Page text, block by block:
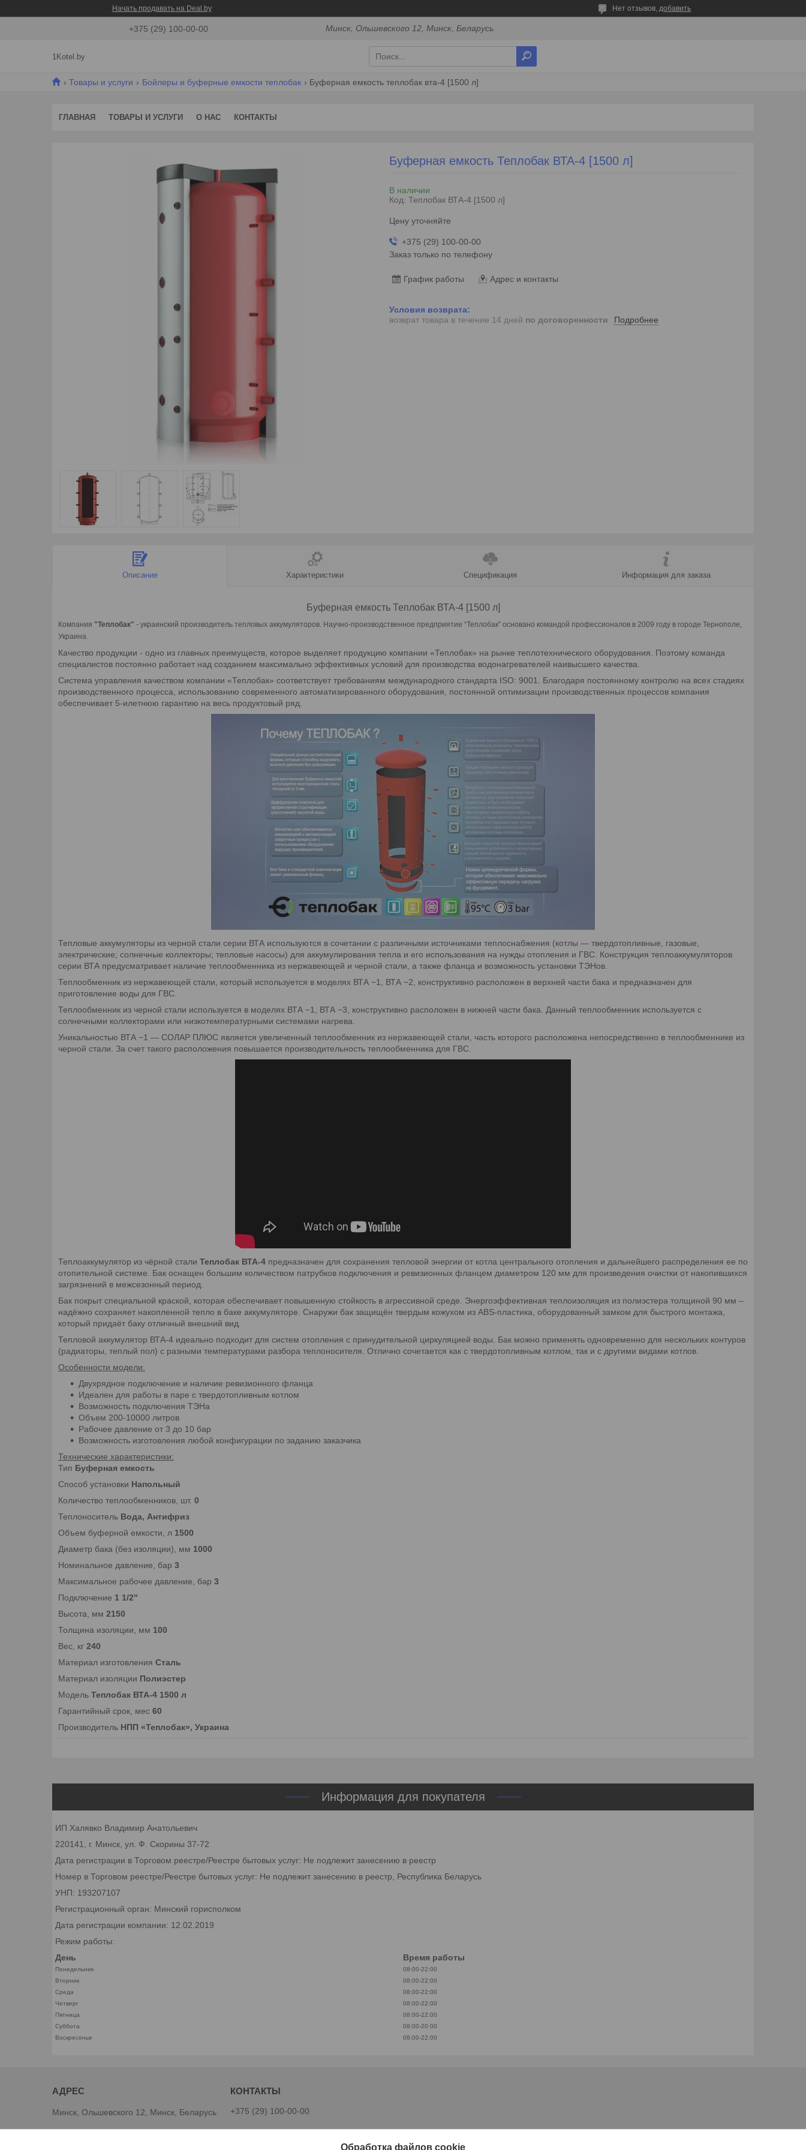
Начать продавать на Deal.by Нет отзывов, добавить
+375 (29) 100-00-00 Минск, Ольшевского 12, Минск, Беларусь
1Kotel.by
Товары и услуги Бойлеры и буферные емкости теплобак Буферная емкость теплобак вта-4 [1500 л]
ГЛАВНАЯ ТОВАРЫ И УСЛУГИ О НАС КОНТАКТЫ
Буферная емкость Теплобак ВТА-4 [1500 л]
В наличии
Код: Теплобак ВТА-4 [1500 л]
Цену уточняйте
+375 (29) 100-00-00
Заказ только по телефону
График работы Адрес и контакты
возврат товара в течение 14 дней по договоренности Подробнее
Описание Характеристики Спецификация Информация для заказа
Буферная емкость Теплобак ВТА-4 [1500 л]
Компания "Теплобак" - украинский производитель тепловых аккумуляторов. Научно-производственное предприятие “Теплобак” основано командой профессионалов в 2009 году в городе Тернополе,
Украина.
Качество продукции - одно из главных преимуществ, которое выделяет продукцию компании «Теплобак» на рынке теплотехнического оборудования. Поэтому команда
специалистов постоянно работает над созданием максимально эффективных условий для производства водонагревателей наивысшего качества.
Система управления качеством компании «Теплобак» соответствует требованиям международного стандарта ISO: 9001. Благодаря постоянному контролю на всех стадиях
производственного процесса, использованию современного автоматизированного оборудования, постоянной оптимизации производственных процессов компания
обеспечивает 5-илетнюю гарантию на весь продуктовый ряд.
Тепловые аккумуляторы из черной стали серии ВТА используются в сочетании с различными источниками теплоснабжения (котлы — твердотопливные, газовые,
электрические; солнечные коллекторы; тепловые насосы) для аккумулирования тепла и его использования на нужды отопления и ГВС. Конструкция теплоаккумуляторов
серии ВТА предусматривает наличие теплообменника из нержавеющей и черной стали, а также фланца и возможность установки ТЭНов.
Теплообменник из нержавеющей стали, который используется в моделях ВТА −1, ВТА −2, конструктивно расположен в верхней части бака и предназначен для
приготовление воды для ГВС.
Теплообменник из черной стали используется в моделях ВТА −1, ВТА −3, конструктивно расположен в нижней части бака. Данный теплообменник используется с
солнечными коллекторами или низкотемпературными системами нагрева.
Уникальностью ВТА −1 — СОЛАР ПЛЮС является увеличенный теплообменник из нержавеющей стали, часть которого расположена непосредственно в теплообменнике из
черной стали. За счет такого расположения повышается производительность теплообменника для ГВС.
Теплоаккумулятор из чёрной стали Теплобак ВТА-4 предназначен для сохранения тепловой энергии от котла центрального отопления и дальнейшего распределения ее по
отопительной системе. Бак оснащен большим количеством патрубков подключения и ревизионных фланцем диаметром 120 мм для произведения очистки от накопившихся
загрязнений в межсезонный период.
Бак покрыт специальной краской, которая обеспечивает повышенную стойкость в агрессивной среде. Энергоэффективная теплоизоляция из полиэстера толщиной 90 мм –
надёжно сохраняет накопленной тепло в баке аккумуляторе. Снаружи бак защищён твердым кожухом из ABS-пластика, оборудованный замком для быстрого монтажа,
который придаёт баку отличный внешний вид.
Тепловой аккумулятор ВТА-4 идеально подходит для систем отопления с принудительной циркуляцией воды. Бак можно применять одновременно для нескольких контуров
(радиаторы, теплый пол) с разными температурами разбора теплоносителя. Отлично сочетается как с твердотопливным котлом, так и с другими видами котлов.
Особенности модели:
Двухрядное подключение и наличие ревизионного фланца
Идеален для работы в паре с твердотопливным котлом
Возможность подключения ТЭНа
Объем 200-10000 литров
Рабочее давление от 3 до 10 бар
Возможность изготовления любой конфигурации по заданию заказчика
Технические характеристики:
Тип Буферная емкость
Способ установки Напольный
Количество теплообменников, шт. 0
Теплоноситель Вода, Антифриз
Объем буферной емкости, л 1500
Диаметр бака (без изоляции), мм 1000
Номинальное давление, бар 3
Максимальное рабочее давление, бар 3
Подключение 1 1/2"
Высота, мм 2150
Толщина изоляции, мм 100
Вес, кг 240
Материал изготовления Сталь
Материал изоляции Полиэстер
Модель Теплобак ВТА-4 1500 л
Гарантийный срок, мес 60
Производитель НПП «Теплобак», Украина
Информация для покупателя
ИП Халявко Владимир Анатольевич
220141, г. Минск, ул. Ф. Скорины 37-72
Дата регистрации в Торговом реестре/Реестре бытовых услуг: Не подлежит занесению в реестр
Номер в Торговом реестре/Реестре бытовых услуг: Не подлежит занесению в реестр, Республика Беларусь
УНП: 193207107
Регистрационный орган: Минский горисполком
Дата регистрации компании: 12.02.2019
Режим работы:
День
Время работы
Понедельник
08:00-22:00
Вторник
08:00-22:00
Среда
08:00-22:00
Четверг
08:00-22:00
Пятница
08:00-22:00
Суббота
08:00-20:00
Воскресенье
08:00-22:00
Минск, Ольшевского 12, Минск, Беларусь +375 (29) 100-00-00
Обработка файлов cookie